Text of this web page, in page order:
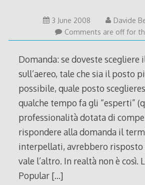
3 June 20083
June
2008
Davide
Comments are off for
Domanda: se doveste scegliere
sull’aereo, tale che sia il posto
possibile, quale posto
qualche tempo fa gli “esperti”
professionalità dotata di
rispondere alla domanda il
interpellati, avrebbero risposto
vale l’altro. In realtà non è così.
Popular […]